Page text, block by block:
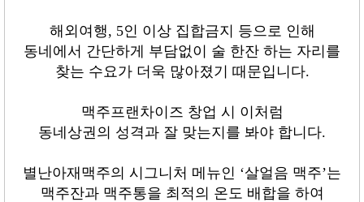
해외여행, 5인 이상 집합금지 등으로 인해
동네에서 간단하게 부담없이 술 한잔 하는 자리를
찾는 수요가 더욱 많아졌기 때문입니다.
맥주프랜차이즈 창업 시 이처럼
동네상권의 성격과 잘 맞는지를 봐야 합니다.
별난아재맥주의 시그니처 메뉴인 ‘살얼음 맥주’는
맥주잔과 맥주통을 최적의 온도 배합을 하여